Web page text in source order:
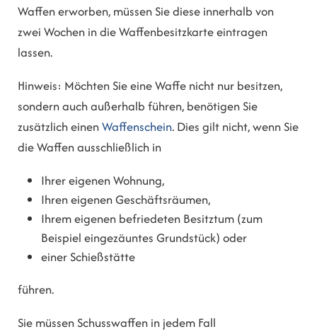
Waffen erworben, müssen Sie diese innerhalb von
zwei Wochen in die Waffenbesitzkarte eintragen
lassen.
Hinweis: Möchten Sie eine Waffe nicht nur besitzen,
sondern auch außerhalb führen, benötigen Sie
zusätzlich einenWaffenschein. Dies gilt nicht, wenn Sie
die Waffen ausschließlich in
Ihrer eigenen Wohnung,
Ihren eigenen Geschäftsräumen,
Ihrem eigenen befriedeten Besitztum (zum
Beispiel eingezäuntes Grundstück) oder
einer Schießstätte
führen.
Sie müssen Schusswaffen in jedem Fall